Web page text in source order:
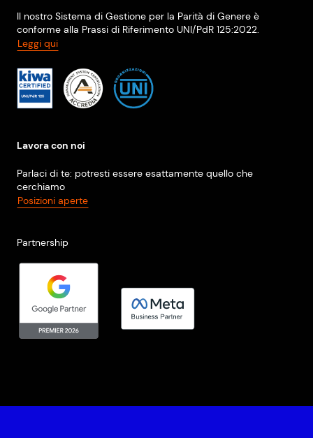
Il nostro Sistema di Gestione per la Parità di Genere è
conforme alla Prassi di Riferimento UNI/PdR 125:2022.
Leggi qui
Lavora con noi
Parlaci di te: potresti essere esattamente quello che
cerchiamo
Posizioni aperte
Partnership